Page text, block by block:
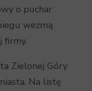
o puchar
wezmą
firmy.
Zielonej Góry
Na listę